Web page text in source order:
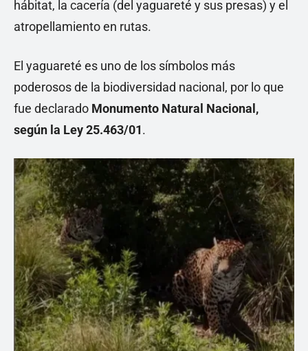
hábitat, la cacería (del yaguareté y sus presas) y el
atropellamiento en rutas.
El yaguareté es uno de los símbolos más
poderosos de la biodiversidad nacional, por lo que
fue declarado Monumento Natural Nacional,
según la Ley 25.463/01.